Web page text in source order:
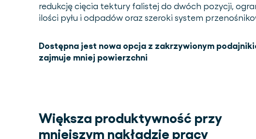
redukcję cięcia tektury falistej do dwóch pozycji,
ilości pyłu i odpadów oraz szeroki system
Dostępna jest nowa opcja z zakrzywionym
zajmuje mniej powierzchni
Większa produktywność przy
mniejszym nakładzie pracy